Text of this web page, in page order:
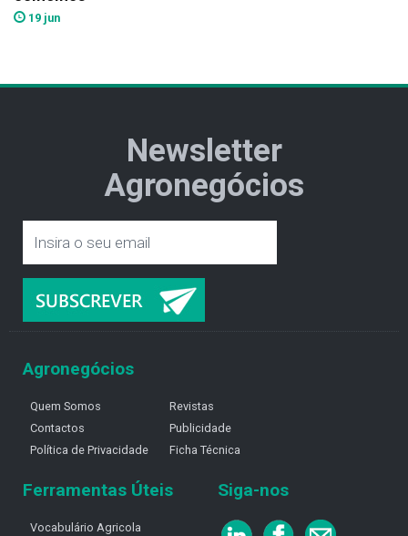
19 jun
Newsletter
Agronegócios
Agronegócios
Quem Somos
Contactos
Política de Privacidade
Revistas
Publicidade
Ficha Técnica
Ferramentas Úteis
Vocabulário Agricola
Siga-nos